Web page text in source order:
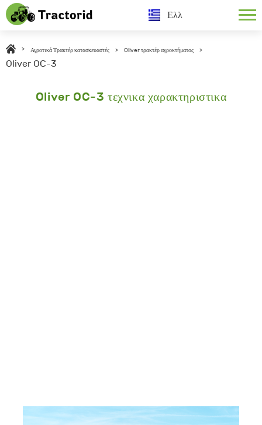
Ελλ
> Αγροτικά Τρακτέρ κατασκευαστές > Oliver τρακτέρ αγροκτήματος >
Oliver OC-3
Oliver OC-3 τεχνικα χαρακτηριστικα